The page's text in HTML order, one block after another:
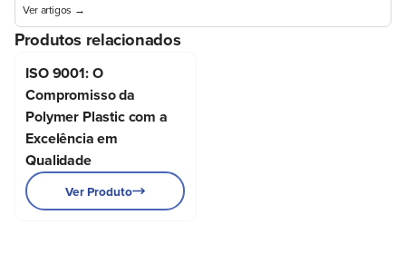
Ver artigos →
Produtos relacionados
ISO 9001: O
Compromisso da
Polymer Plastic com a
Excelência em
Qualidade
Ver Produto